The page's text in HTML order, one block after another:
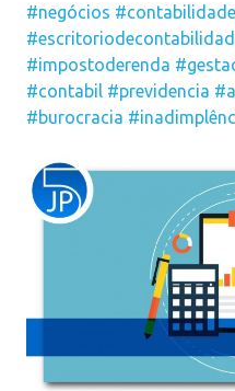
#negócios
#impostoderenda
#contabil #previdencia
#burocracia